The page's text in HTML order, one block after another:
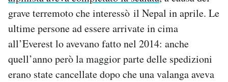
grave terremoto che interessò il Nepal in aprile. Le
ultime persone ad essere arrivate in cima
all’Everest lo avevano fatto nel 2014: anche
quell’anno però la maggior parte delle spedizioni
erano state cancellate dopo che una valanga aveva